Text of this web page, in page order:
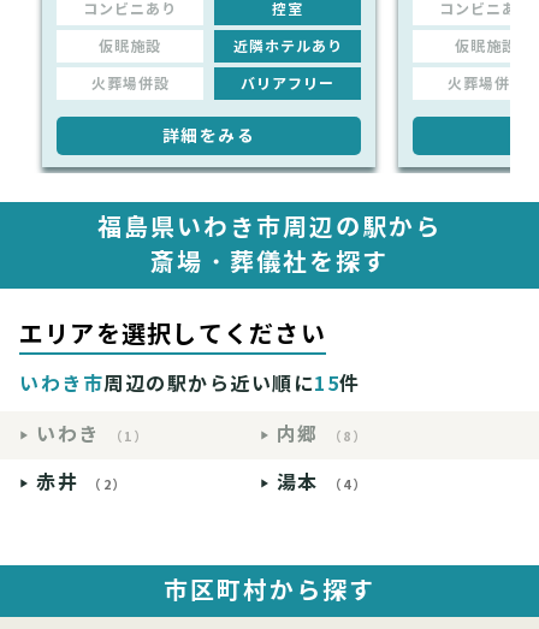
コンビニあり 控室
仮眠施設 近隣ホテルあり
火葬場併設 バリアフリー
詳細をみる
コンビニあり
仮眠施設
火葬場併設
福島県いわき市周辺の駅から
斎場・葬儀社を探す
エリアを選択してください
いわき市周辺の駅から近い順に15件
いわき
（1） 内郷 （8）
赤井 （2） 湯本 （4）
市区町村から探す